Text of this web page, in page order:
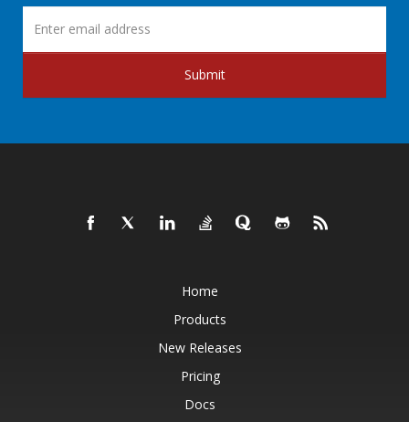
Submit
Home
Products
New Releases
Pricing
Docs